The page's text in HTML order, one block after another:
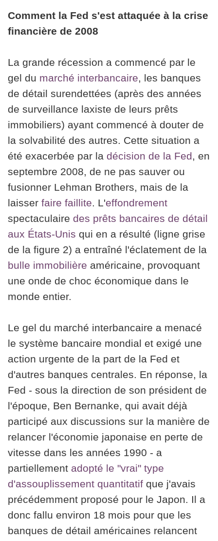
Comment la Fed s'est attaquée à la crise
financière de 2008
La grande récession a commencé par le
gel du marché interbancaire, les banques
de détail surendettées (après des années
de surveillance laxiste de leurs prêts
immobiliers) ayant commencé à douter de
la solvabilité des autres. Cette situation a
été exacerbée par la décision de la Fed, en
septembre 2008, de ne pas sauver ou
fusionner Lehman Brothers, mais de la
laisser faire faillite. L'effondrement
spectaculaire des prêts bancaires de détail
aux États-Unis qui en a résulté (ligne grise
de la figure 2) a entraîné l'éclatement de la
bulle immobilière américaine, provoquant
une onde de choc économique dans le
monde entier.
Le gel du marché interbancaire a menacé
le système bancaire mondial et exigé une
action urgente de la part de la Fed et
d'autres banques centrales. En réponse, la
Fed - sous la direction de son président de
l'époque, Ben Bernanke, qui avait déjà
participé aux discussions sur la manière de
relancer l'économie japonaise en perte de
vitesse dans les années 1990 - a
partiellement adopté le "vrai" type
d'assouplissement quantitatif que j'avais
précédemment proposé pour le Japon. Il a
donc fallu environ 18 mois pour que les
banques de détail américaines relancent